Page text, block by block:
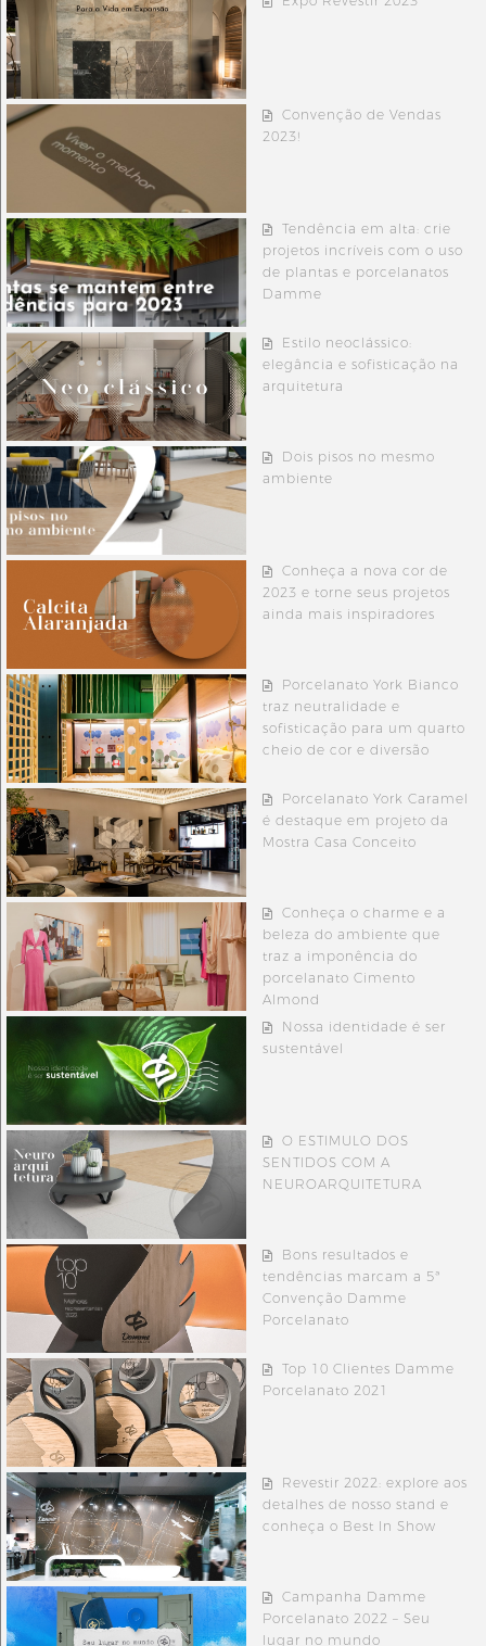
Convenção de Vendas
2023!
Tendência em alta: crie
projetos incríveis com o uso
de plantas e porcelanatos
Damme
Estilo neoclássico:
elegância e sofisticação na
arquitetura
Dois pisos no mesmo
ambiente
Conheça a nova cor de
2023 e torne seus projetos
ainda mais inspiradores
Porcelanato York Bianco
traz neutralidade e
sofisticação para um quarto
cheio de cor e diversão
Porcelanato York Caramel
é destaque em projeto da
Mostra Casa Conceito
Conheça o charme e a
beleza do ambiente que
traz a imponência do
porcelanato Cimento
Almond
Nossa identidade é ser
sustentável
O ESTIMULO DOS
SENTIDOS COM A
NEUROARQUITETURA
Bons resultados e
tendências marcam a 5ª
Convenção Damme
Porcelanato
Top 10 Clientes Damme
Porcelanato 2021
Revestir 2022: explore aos
detalhes de nosso stand e
conheça o Best In Show
Campanha Damme
Porcelanato 2022 – Seu
lugar no mundo